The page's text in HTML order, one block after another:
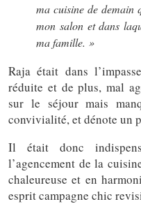
ma cuisine de demain
mon salon et dans
ma famille. »
Raja était dans
réduite et de plus, mal
sur le séjour mais
convivialité, et dénote un
Il était donc
l’agencement de la
chaleureuse et en
esprit campagne chic